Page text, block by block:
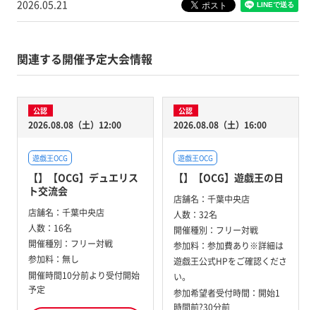
2026.05.21
関連する開催予定大会情報
公認
2026.08.08（土）12:00
遊戯王OCG
【】【OCG】デュエリス
ト交流会
店舗名： 千葉中央店
人数： 16名
開催種別： フリー対戦
参加料： 無し
開催時間10分前より受付開始
予定
公認
2026.08.08（土）16:00
遊戯王OCG
【】【OCG】遊戯王の日
店舗名： 千葉中央店
人数： 32名
開催種別： フリー対戦
参加料： 参加費あり※詳細は
遊戯王公式HPをご確認くださ
い。
参加希望者受付時間：開始1
時間前?30分前